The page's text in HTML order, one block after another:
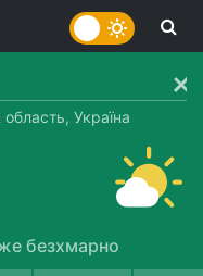
Україна
безхмарно